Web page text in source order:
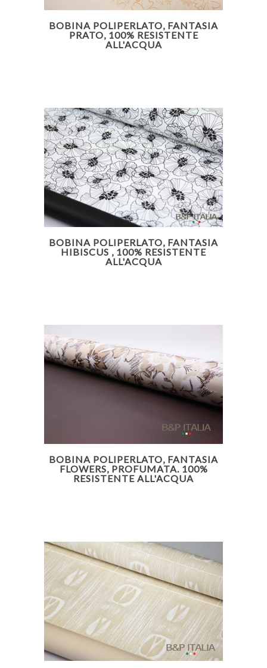
BOBINA POLIPERLATO, FANTASIA
PRATO, 100% RESISTENTE
ALL'ACQUA
BOBINA POLIPERLATO, FANTASIA
HIBISCUS , 100% RESISTENTE
ALL'ACQUA
BOBINA POLIPERLATO, FANTASIA
FLOWERS, PROFUMATA. 100%
RESISTENTE ALL'ACQUA